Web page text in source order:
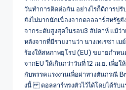
วันทําการติดต่อกัน อย่างไรก็ดีการป
ยังไม่มากนักเนื่องจากดอลลาร์สหรัฐ
จากระดับสูงสุดในรอบ3 สัปดาห์ แม้
หลังจากที่มีรายงานว่า นางเทเรซา เม
ร้องให้สหภาพยุโรป (EU) ขยายกําห
จากEU ให้เกินกว่าวันที่ 12 เม.ย. เพื่อใ
กับพรรคแรงงานเพื่อผ่าทางตันกร
งนี้ ดอลลาร์ทรงตัวไว้ได้โดยได้รับ